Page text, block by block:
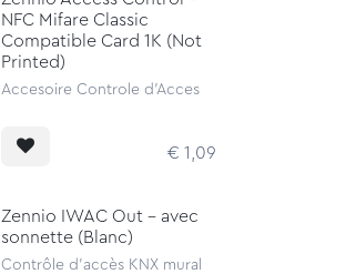
NFC Mifare Classic
Compatible Card 1K (Not
Printed)
Accesoire Controle d'Acces
€ 1,09
Zennio IWAC Out - avec
sonnette (Blanc)
Contrôle d'accès KNX mural